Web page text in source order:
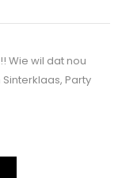
Wie wil dat nou
Party